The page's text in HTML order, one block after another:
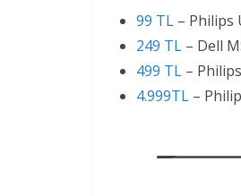
99 TL – Philips
249 TL – Dell
499 TL –
4.999TL –